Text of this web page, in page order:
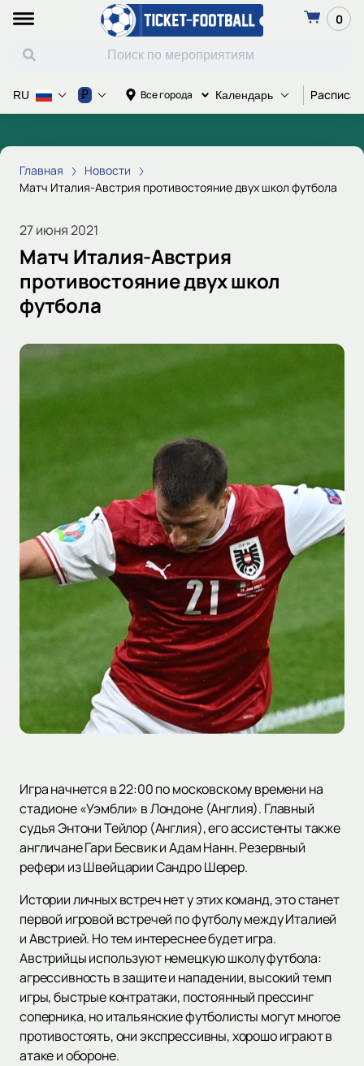
0
Все города Календарь
RU ₽
Главная
Новости
Матч Италия-Австрия противостояние двух школ футбола
27 июня 2021
Матч Италия-Австрия
противостояние двух школ
футбола
Игра начнется в 22:00 по московскому времени на
стадионе «Уэмбли» в Лондоне (Англия). Главный
судья Энтони Тейлор (Англия), его ассистенты также
англичане Гари Бесвик и Адам Нанн. Резервный
рефери из Швейцарии Сандро Шерер.
Истории личных встреч нет у этих команд, это станет
первой игровой встречей по футболу между Италией
и Австрией. Но тем интереснее будет игра.
Австрийцы используют немецкую школу футбола:
агрессивность в защите и нападении, высокий темп
игры, быстрые контратаки, постоянный прессинг
соперника, но итальянские футболисты могут многое
противостоять, они экспрессивны, хорошо играют в
атаке и обороне.